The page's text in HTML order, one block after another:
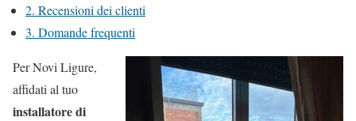
2. Recensioni dei clienti
3. Domande frequenti
Per Novi Ligure,
affidati al tuo
installatore di